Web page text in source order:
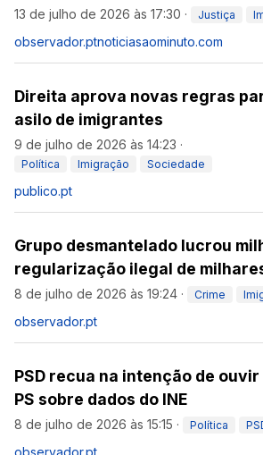
13 de julho de 2026 às 17:30 · Justiça
observador.ptnoticiasaominuto.com
Direita aprova novas regras
asilo de imigrantes
9 de julho de 2026 às 14:23 ·
Política Imigração Sociedade
publico.pt
Grupo desmantelado lucrou
regularização ilegal de
8 de julho de 2026 às 19:24 · Crime
observador.pt
PSD recua na intenção de
PS sobre dados do INE
8 de julho de 2026 às 15:15 · Política
observador.pt